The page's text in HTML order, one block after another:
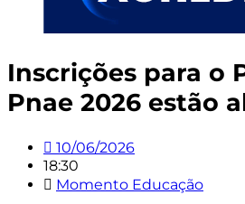
Inscrições para o
Pnae 2026 estão
10/06/2026
18:30
Momento Educação